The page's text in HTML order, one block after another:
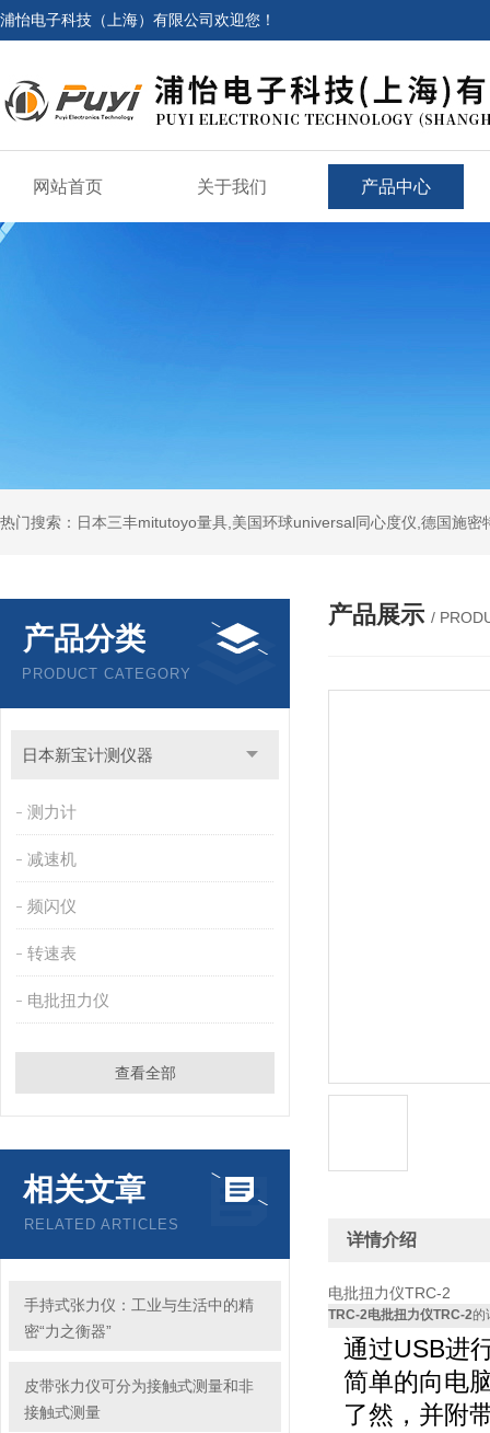
浦怡电子科技（上海）有限公司欢迎您！
网站首页 关于我们 产品中心
产品分类
PRODUCT CATEGORY
日本新宝计测仪器
测力计
减速机
频闪仪
转速表
电批扭力仪
查看全部
相关文章
RELATED ARTICLES
手持式张力仪：工业与生活中的精
密“力之衡器”
皮带张力仪可分为接触式测量和非
接触式测量
产品展示 /
详情介绍
电批扭力仪TRC-2
TRC-2电批扭力仪TRC-2的
通过USB进
简单的向电
了然，并附